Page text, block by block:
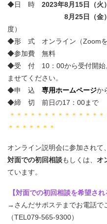
◆日 時 2023年8月15日（火
8月25日（金
度）
◆形 式 オンライン（Zoomを
◆参加費 無料
◆受 付 10：00から受付開始
ませてください。
◆申 込 専用ホームページか
◆締 切 前日の17：00まで
＊＊＊＊＊＊＊＊＊＊＊＊＊
＊＊＊＊＊＊＊
オンライン説明会に参加されて
対面での初回相談もしくは、 オ
ています。
【対面での初回相談を希望され
→さんだサポステまでお電話で
（TEL079-565-9300）